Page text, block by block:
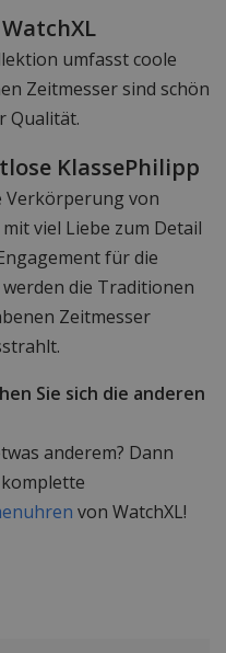
umfasst coole
Zeitmesser sind schön
Qualität.
KlassePhilipp
Verkörperung von
viel Liebe zum Detail
für die
die Traditionen
Zeitmesser
Sie sich die anderen
anderem? Dann
von WatchXL!